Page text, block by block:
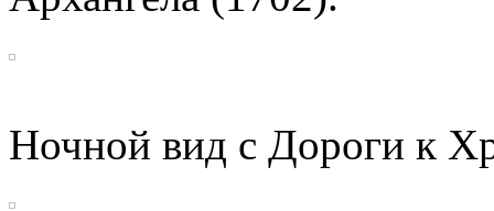
Ночной вид с Дороги к